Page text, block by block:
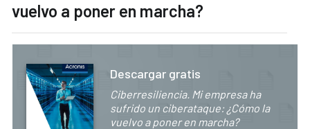
vuelvo a poner en marcha?
Descargar gratis
Ciberresiliencia. Mi empresa ha
sufrido un ciberataque: ¿Cómo la
vuelvo a poner en marcha?